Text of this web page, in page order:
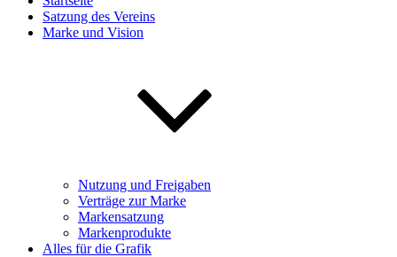
Satzung des Vereins
Marke und Vision
Nutzung und Freigaben
Verträge zur Marke
Markensatzung
Markenprodukte
Alles für die Grafik